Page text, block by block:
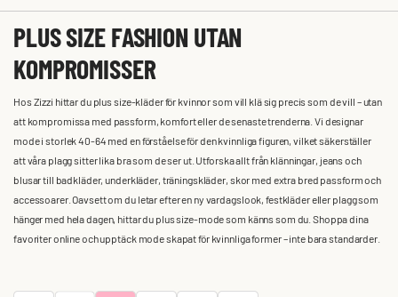
PLUS SIZE FASHION UTAN
KOMPROMISSER
Hos Zizzi hittar du plus size-kläder för kvinnor som vill klä sig precis som de vill – utan
att kompromissa med passform, komfort eller de senaste trenderna. Vi designar
mode i storlek 40-64 med en förståelse för den kvinnliga figuren, vilket säkerställer
att våra plagg sitter lika bra som de ser ut. Utforska allt från klänningar, jeans och
blusar till badkläder, underkläder, träningskläder, skor med extra bred passform och
accessoarer. Oavsett om du letar efter en ny vardagslook, festkläder eller plagg som
hänger med hela dagen, hittar du plus size-mode som känns som du. Shoppa dina
favoriter online och upptäck mode skapat för kvinnliga former – inte bara standarder.